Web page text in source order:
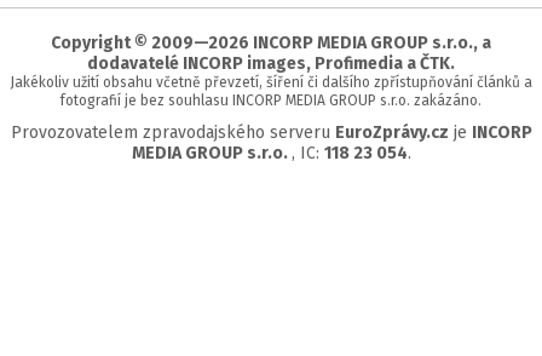
stránky
Copyright © 2009—2026 INCORP MEDIA GROUP s.r.o., a
dodavatelé INCORP images, Profimedia a ČTK.
Jakékoliv užití obsahu včetně převzetí, šíření či dalšího zpřístupňování článků a
fotografií je bez souhlasu INCORP MEDIA GROUP s.r.o. zakázáno.
Provozovatelem zpravodajského serveru EuroZprávy.cz je INCORP
MEDIA GROUP s.r.o. , IC: 118 23 054.